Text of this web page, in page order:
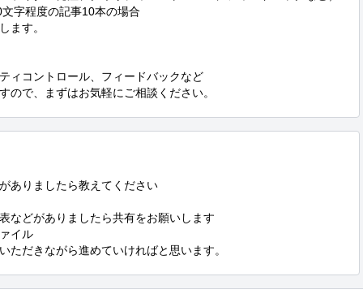
字程度の記事10本の場合
ます。
ィコントロール、フィードバックなど
ので、まずはお気軽にご相談ください。
ありましたら教えてください
などがありましたら共有をお願いします
イル
ただきながら進めていければと思います。